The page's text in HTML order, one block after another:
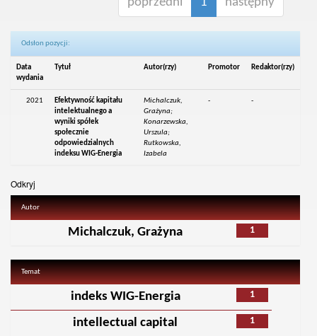
Odsłon pozycji:
Data
wydania
Tytuł Autor(rzy) Promotor Redaktor(rzy)
2021
Efektywność kapitału
intelektualnego a
wyniki spółek
społecznie
odpowiedzialnych
indeksu WIG-Energia
Michalczuk,
Grażyna;
Konarzewska,
Urszula;
Rutkowska,
Izabela
- -
Odkryj
Autor
1
Michalczuk, Grażyna
Temat
1
indeks WIG-Energia
1
intellectual capital